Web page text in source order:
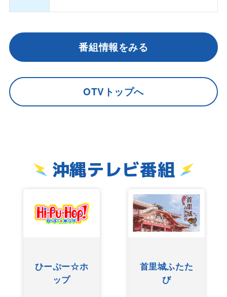
番組情報をみる
OTVトップへ
沖縄テレビ番組
首里城ふたた
び
ぐしけんさん